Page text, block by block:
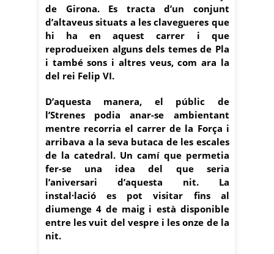
de Girona. Es tracta d’un conjunt
d’altaveus situats a les clavegueres que
hi ha en aquest carrer i que
reprodueixen alguns dels temes de Pla
i també sons i altres veus, com ara la
del rei Felip VI.
D’aquesta manera, el públic de
l’Strenes podia anar-se ambientant
mentre recorria el carrer de la Força i
arribava a la seva butaca de les escales
de la catedral. Un camí que permetia
fer-se una idea del que seria
l’aniversari d’aquesta nit. La
instal·lació es pot visitar fins al
diumenge 4 de maig i està disponible
entre les vuit del vespre i les onze de la
nit.